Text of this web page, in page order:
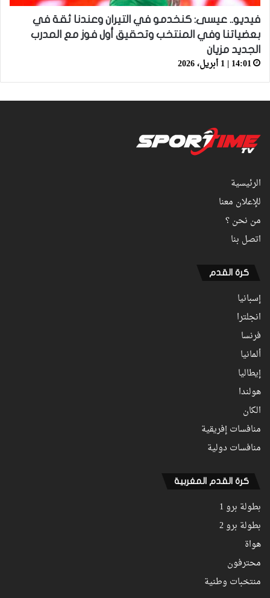
فيديو.. عيسى: كنخدمو في التيران وعندنا ثقة في
بعضياتنا وفي المنتخب وتحقيق أول فوز مع المدرب
الجديد مزيان
14:01 | 1 أبريل، 2026
الرئيسية
للإعلان معنا
من نحن ؟
اتصل بنا
كرة القدم
إسبانيا
انجلترا
فرنسا
ألمانيا
إيطاليا
هولندا
الكان
منافسات إفريقية
منافسات دولية
كرة القدم المغربية
بطولة برو 1
بطولة برو 2
هواة
محترفون
منتخبات وطنية